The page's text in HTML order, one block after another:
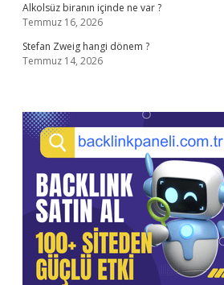
Alkolsüz biranın içinde ne var ?
Temmuz 16, 2026
Stefan Zweig hangi dönem ?
Temmuz 14, 2026